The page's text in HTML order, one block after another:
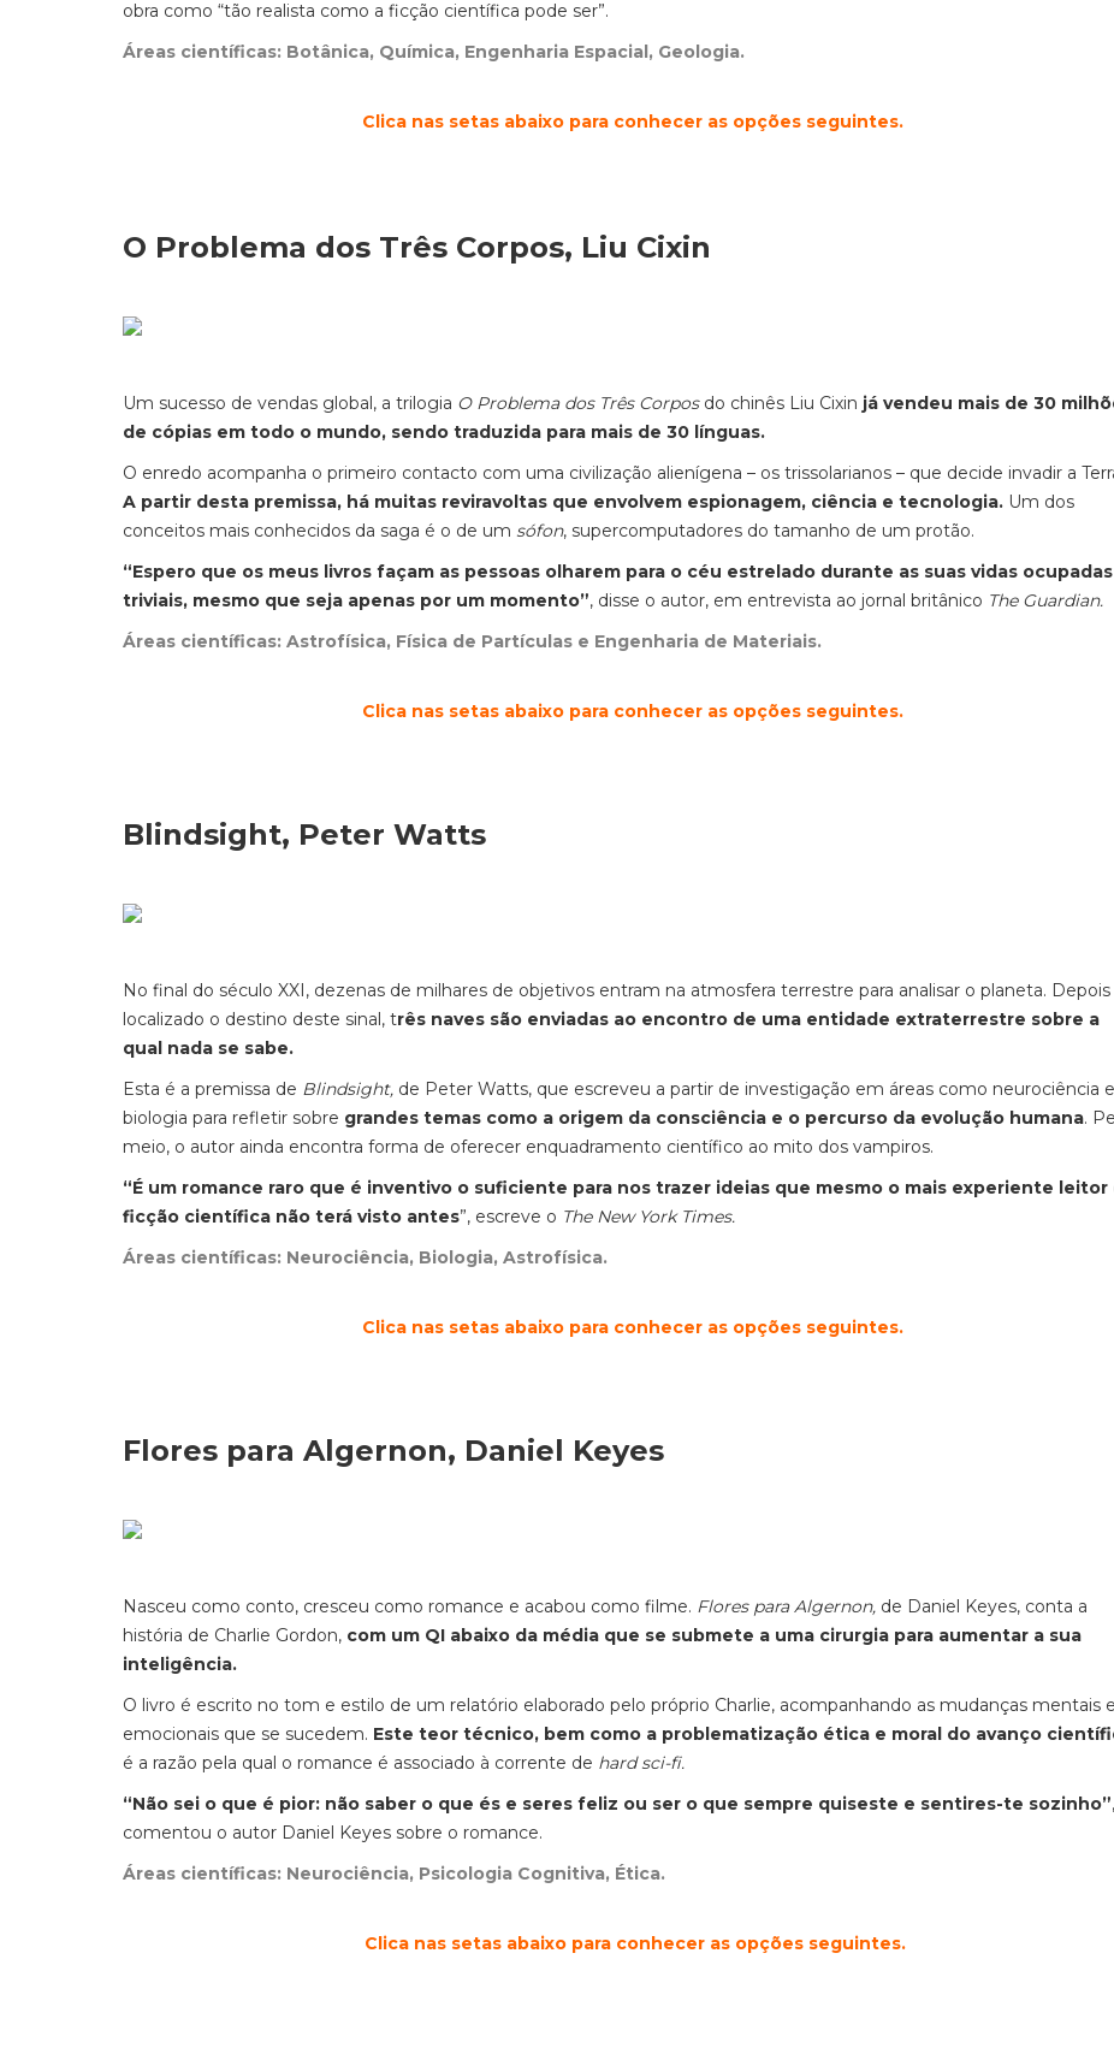
obra como “tão realista como a ficção científica pode ser”.
Áreas científicas: Botânica, Química, Engenharia Espacial, Geologia.
Clica nas setas abaixo para conhecer as opções seguintes.
O Problema dos Três Corpos, Liu Cixin
Um sucesso de vendas global, a trilogia O Problema dos Três Corpos do chinês Liu Cixin já vendeu mais de 30
de cópias em todo o mundo, sendo traduzida para mais de 30 línguas.
O enredo acompanha o primeiro contacto com uma civilização alienígena – os trissolarianos – que decide invadir a
A partir desta premissa, há muitas reviravoltas que envolvem espionagem, ciência e tecnologia. Um dos
conceitos mais conhecidos da saga é o de um sófon, supercomputadores do tamanho de um protão.
“Espero que os meus livros façam as pessoas olharem para o céu estrelado durante as suas vidas
triviais, mesmo que seja apenas por um momento”, disse o autor, em entrevista ao jornal britânico The Guardian.
Áreas científicas: Astrofísica, Física de Partículas e Engenharia de Materiais.
Clica nas setas abaixo para conhecer as opções seguintes.
Blindsight, Peter Watts
No final do século XXI, dezenas de milhares de objetivos entram na atmosfera terrestre para analisar o planeta. Depois
localizado o destino deste sinal, três naves são enviadas ao encontro de uma entidade extraterrestre sobre a
qual nada se sabe.
Esta é a premissa de Blindsight, de Peter Watts, que escreveu a partir de investigação em áreas como neurociência e
biologia para refletir sobre grandes temas como a origem da consciência e o percurso da evolução humana.
meio, o autor ainda encontra forma de oferecer enquadramento científico ao mito dos vampiros.
“É um romance raro que é inventivo o suficiente para nos trazer ideias que mesmo o mais experiente leitor
ficção científica não terá visto antes”, escreve o The New York Times.
Áreas científicas: Neurociência, Biologia, Astrofísica.
Clica nas setas abaixo para conhecer as opções seguintes.
Flores para Algernon, Daniel Keyes
Nasceu como conto, cresceu como romance e acabou como filme. Flores para Algernon, de Daniel Keyes, conta a
história de Charlie Gordon, com um QI abaixo da média que se submete a uma cirurgia para aumentar a sua
inteligência.
O livro é escrito no tom e estilo de um relatório elaborado pelo próprio Charlie, acompanhando as mudanças mentais e
emocionais que se sucedem. Este teor técnico, bem como a problematização ética e moral do avanço
é a razão pela qual o romance é associado à corrente de hard sci-fi.
“Não sei o que é pior: não saber o que és e seres feliz ou ser o que sempre quiseste e sentires-te sozinho”,
comentou o autor Daniel Keyes sobre o romance.
Áreas científicas: Neurociência, Psicologia Cognitiva, Ética.
Clica nas setas abaixo para conhecer as opções seguintes.